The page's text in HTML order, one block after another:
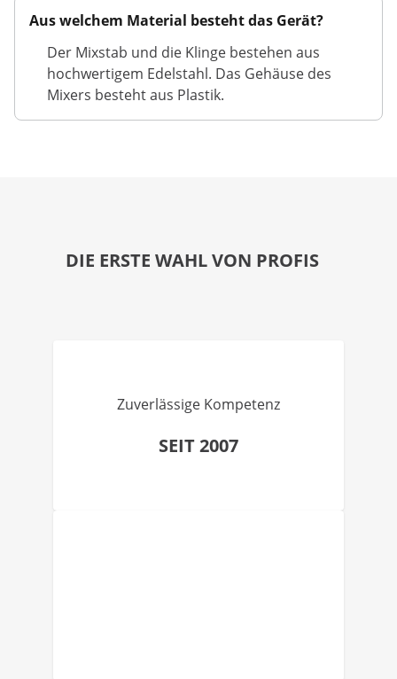
Aus welchem Material besteht das Gerät?
Der Mixstab und die Klinge bestehen aus
hochwertigem Edelstahl. Das Gehäuse des
Mixers besteht aus Plastik.
DIE ERSTE WAHL VON PROFIS
Zuverlässige Kompetenz
SEIT 2007